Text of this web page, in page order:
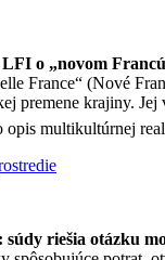
o „novom
France“ (Nové
premene krajiny.
multikultúrnej
riešia otázku